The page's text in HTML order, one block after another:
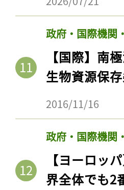
政府・国際機関
【国際】南
生物資源保
2016/11/16
政府・国際機関
【ヨーロッ
界全体でも2